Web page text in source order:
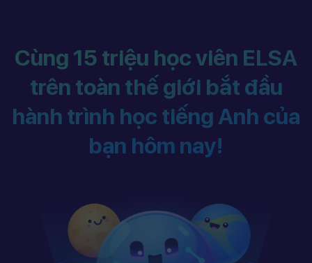
Cùng 15 triệu học viên ELSA
trên toàn thế giới bắt đầu
hành trình học tiếng Anh của
bạn hôm nay!